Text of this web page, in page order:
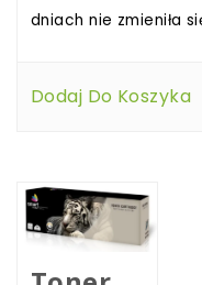
dniach nie zmieniła
Dodaj Do Koszyka